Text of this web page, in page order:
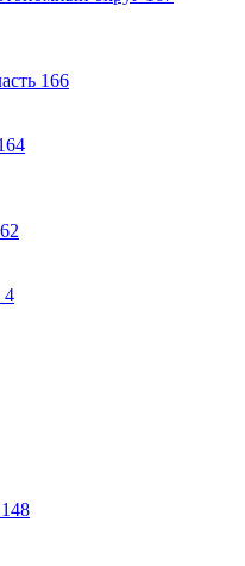
166
4
148